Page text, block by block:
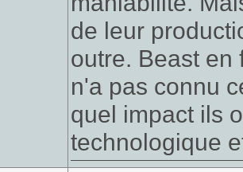
de leur
outre. Beast en
n'a pas connu
quel impact ils
technologique